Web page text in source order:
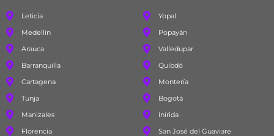
Leticia
Medellín
Arauca
Barranquilla
Cartagena
Tunja
Manizales
Florencia
Yopal
Popayán
Valledupar
Quibdó
Montería
Bogotá
Inírida
San José del Guaviare